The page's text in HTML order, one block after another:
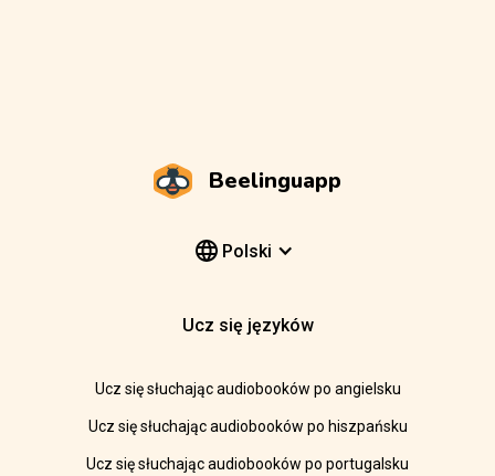
Beelinguapp
Polski
Ucz się języków
Ucz się słuchając audiobooków po angielsku
Ucz się słuchając audiobooków po hiszpańsku
Ucz się słuchając audiobooków po portugalsku